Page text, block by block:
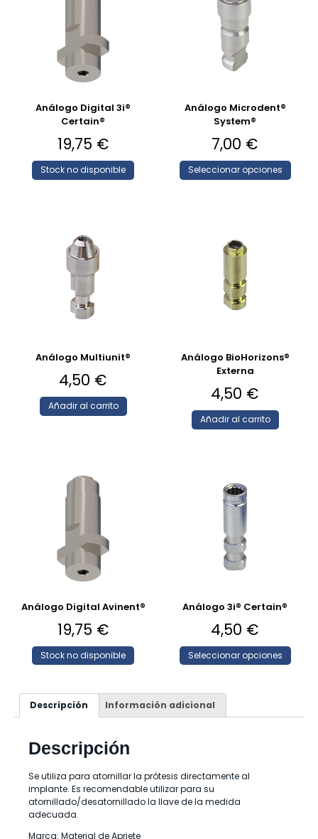
Análogo Digital 3i®
Certain®
19,75 €
Stock no disponible
Análogo Microdent®
System®
7,00 €
Seleccionar opciones
Análogo Multiunit®
4,50 €
Añadir al carrito
Análogo BioHorizons®
Externa
4,50 €
Añadir al carrito
Análogo Digital Avinent®
19,75 €
Stock no disponible
Análogo 3i® Certain®
4,50 €
Seleccionar opciones
Descripción Información adicional
Descripción
Se utiliza para atornillar la prótesis directamente al
implante. Es recomendable utilizar para su
atornillado/desatornillado la llave de la medida
adecuada.
Marca: Material de Apriete